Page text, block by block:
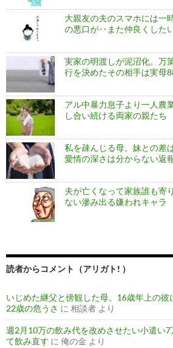
大親友の夫のスマホには一
の悪口が‥また仲良くした
実家の明渡しが泥沼化。万
行を決めたその相手は実母
アル中暴力息子より一人農
し合い続ける両家の親たち
私を疎んじる母。妹との差
愛情の深さは分からない返
夫が亡くなって家族誰も寄
ない滲み出る嫌われキャラ
読者からコメント（アリガト! ）
いじめた継父と傍観した母。16歳年上の彼
22歳の危うさ に 相談者 より
週2月10万の飲み代を改めさせたい小遣い
て飲み直す に 俺の金 より